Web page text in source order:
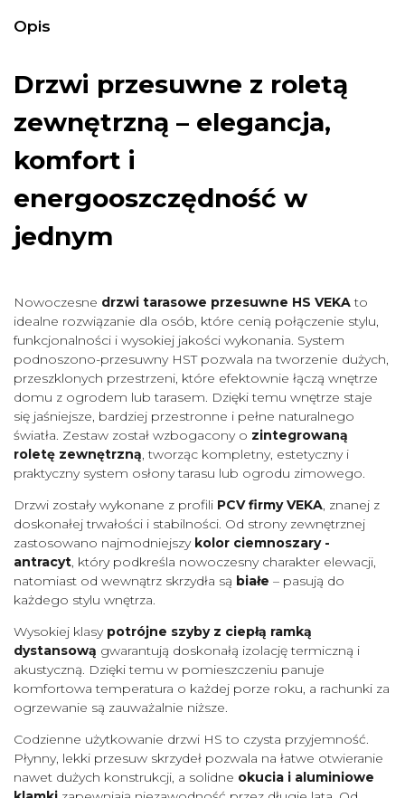
Opis
Drzwi przesuwne z roletą
zewnętrzną – elegancja,
komfort i
energooszczędność w
jednym
Nowoczesne drzwi tarasowe przesuwne HS VEKAto
idealne rozwiązanie dla osób, które cenią połączenie stylu,
funkcjonalności i wysokiej jakości wykonania. System
podnoszono-przesuwny HST pozwala na tworzenie dużych,
przeszklonych przestrzeni, które efektownie łączą wnętrze
domu z ogrodem lub tarasem. Dzięki temu wnętrze staje
się jaśniejsze, bardziej przestronne i pełne naturalnego
światła. Zestaw został wzbogacony o zintegrowaną
roletę zewnętrzną, tworząc kompletny, estetyczny i
praktyczny system osłony tarasu lub ogrodu zimowego.
Drzwi zostały wykonane z profili PCV firmy VEKA, znanej z
doskonałej trwałości i stabilności. Od strony zewnętrznej
zastosowano najmodniejszy kolor ciemnoszary -
antracyt, który podkreśla nowoczesny charakter elewacji,
natomiast od wewnątrz skrzydła są białe – pasują do
każdego stylu wnętrza.
Wysokiej klasy potrójne szyby z ciepłą ramką
dystansową gwarantują doskonałą izolację termiczną i
akustyczną. Dzięki temu w pomieszczeniu panuje
komfortowa temperatura o każdej porze roku, a rachunki za
ogrzewanie są zauważalnie niższe.
Codzienne użytkowanie drzwi HS to czysta przyjemność.
Płynny, lekki przesuw skrzydeł pozwala na łatwe otwieranie
nawet dużych konstrukcji, a solidne okucia i aluminiowe